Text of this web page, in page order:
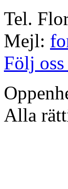
Tel.
Mejl:
Följ oss
Alla